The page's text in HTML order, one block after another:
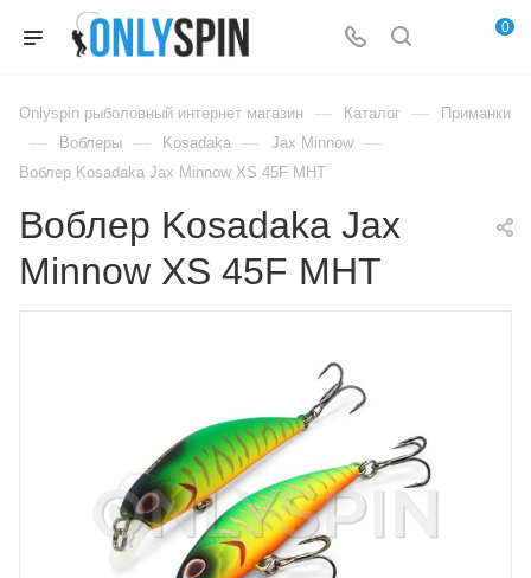
0
Onlyspin рыболовный интернет магазин — Каталог — Приманки
— Воблеры — Kosadaka — Jax Minnow —
Воблер Kosadaka Jax Minnow XS 45F MHT
Воблер Kosadaka Jax
Minnow XS 45F MHT